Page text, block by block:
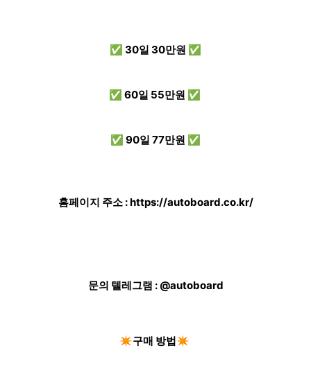
✅ 30일 30만원 ✅
✅ 60일 55만원 ✅
✅ 90일 77만원 ✅
홈페이지 주소 :https://autoboard.co.kr/
문의 텔레그램 : @autoboard
✴️구매 방법✴️